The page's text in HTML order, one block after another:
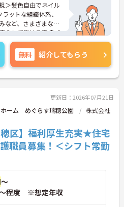
＞髪色自由でネイル
ットな組織体系、
など、さまざまな制
心して働ける環境づ
形態＞夜勤ありの
従といったさまざま
です。
事＞一人ひとりが主
ムとしてしっかりと
努められています。
ポイント等、さらに
にご相談ください！
無料 紹介してもらう
更新日：2026年07月21日
ーム めぐらす瑞穂公園
株式会社
穂区】福利厚生充実★住宅
職員募集！＜シフト常勤
～
程度 ※想定年収